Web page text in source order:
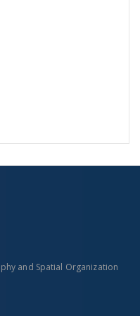
and Spatial Organization